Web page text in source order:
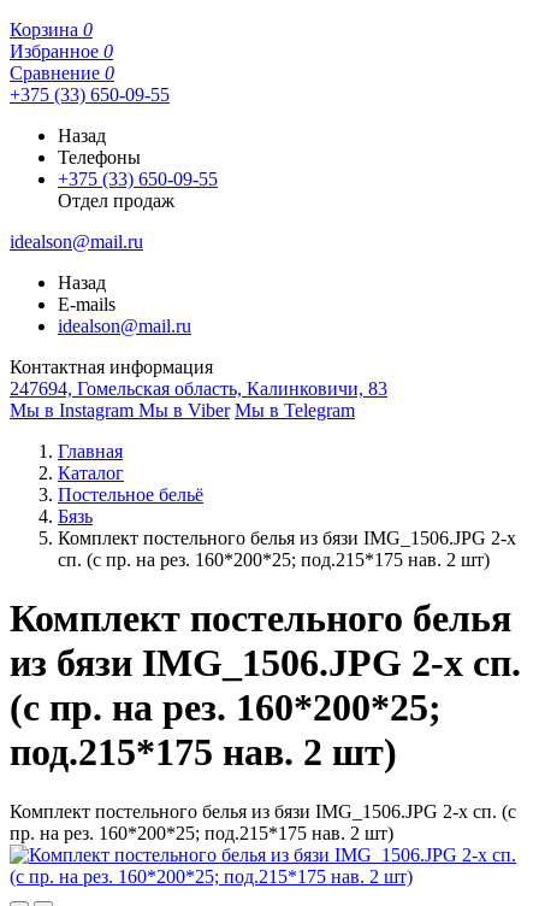
Корзина 0
Избранное 0
Сравнение 0
+375 (33) 650-09-55
Назад
Телефоны
+375 (33) 650-09-55
Отдел продаж
idealson@mail.ru
Назад
E-mails
idealson@mail.ru
Контактная информация
247694, Гомельская область, Калинковичи, 83
Мы в Instagram Мы в Viber Мы в Telegram
Главная
Каталог
Постельное бельё
Бязь
Комплект постельного белья из бязи IMG_1506.JPG 2-х
сп. (с пр. на рез. 160*200*25; под.215*175 нав. 2 шт)
Комплект постельного белья
из бязи IMG_1506.JPG 2-х сп.
(с пр. на рез. 160*200*25;
под.215*175 нав. 2 шт)
Комплект постельного белья из бязи IMG_1506.JPG 2-х сп. (с
пр. на рез. 160*200*25; под.215*175 нав. 2 шт)